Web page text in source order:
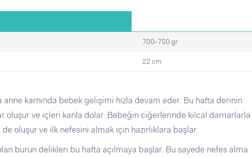
700-750 gr
22 cm
karnında bebek gelişimi hızla devam eder. Bu hafta derinin
oluşur ve içleri kanla dolar. Bebeğin ciğerlerinde kılcal damarlarla
oluşur ve ilk nefesini almak için hazırlıklara başlar.
burun delikleri bu hafta açılmaya başlar. Bu sayede nefes alma